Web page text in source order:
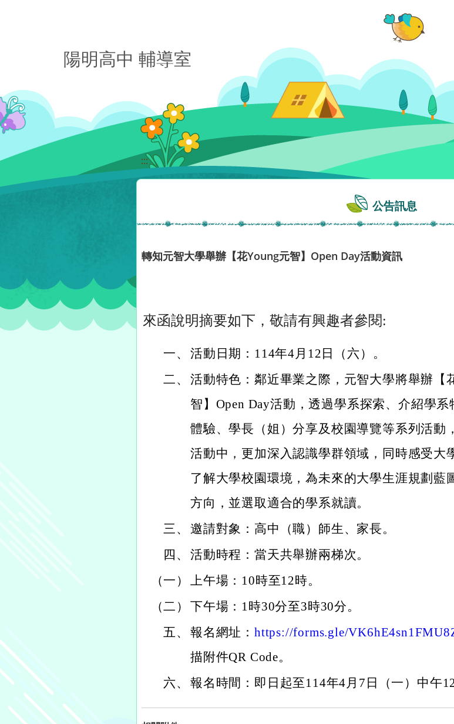
陽明高中 輔導室
:::
公告訊息
轉知元智大學舉辦【花Young元智】Open Day活動資訊
來函說明摘要如下，敬請有興趣者參閱:
一、 活動日期：114年4月12日（六）。
二、 活動特色：鄰近畢業之際，元智大學將舉辦【
智】Open Day活動，透過學系探索、介紹學系
體驗、學長（姐）分享及校園導覽等系列活動
活動中，更加深入認識學群領域，同時感受大
了解大學校園環境，為未來的大學生涯規劃藍
方向，並選取適合的學系就讀。
三、 邀請對象：高中（職）師生、家長。
四、 活動時程：當天共舉辦兩梯次。
（一） 上午場：10時至12時。
（二） 下午場：1時30分至3時30分。
五、 報名網址： https://forms.gle/
描附件QR Code。
六、 報名時間：即日起至114年4月7日（一）中午